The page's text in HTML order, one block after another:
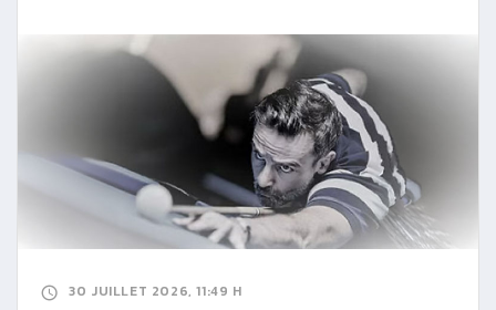
30 JUILLET 2026, 11:49 H